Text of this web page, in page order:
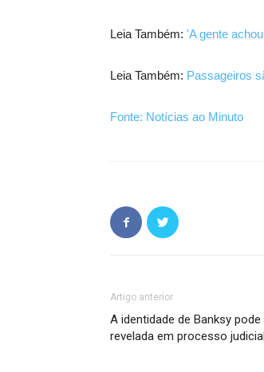
Leia Também: 'A gente
Leia Também: Passageiros
Fonte: Notícias ao Minuto
Artigo anterior
A identidade de Banksy
revelada em processo judicial